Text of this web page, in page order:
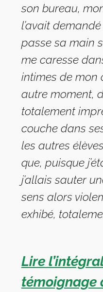
son bureau,
l’avait
passe sa main
me caresse
intimes de mon
autre moment,
totalement
couche dans
les autres
que, puisque
j’allais sauter
sens alors
exhibé,
Lire
témoignage